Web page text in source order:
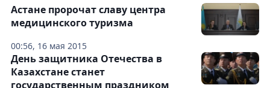
00:56, 16 мая 2015
Астане пророчат славу центра
медицинского туризма
День защитника Отечества в
Казахстане станет
государственным праздником